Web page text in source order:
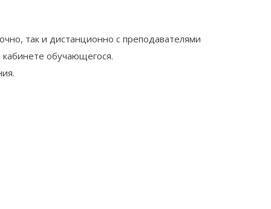
так и дистанционно с преподавателями
обучающегося.